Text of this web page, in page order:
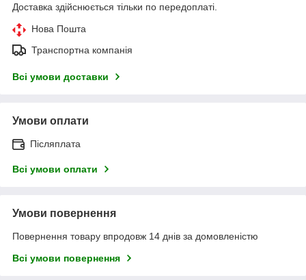
Доставка здійснюється тільки по передоплаті.
Нова Пошта
Транспортна компанія
Всі умови доставки
Умови оплати
Післяплата
Всі умови оплати
Умови повернення
Повернення товару впродовж 14 днів за домовленістю
Всі умови повернення